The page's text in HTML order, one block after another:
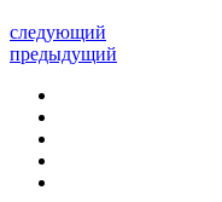
следующий
предыдущий